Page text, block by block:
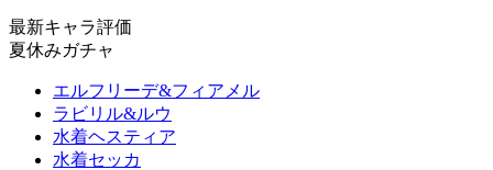
最新キャラ評価
夏休みガチャ
エルフリーデ&フィアメル
ラビリル&ルウ
水着ヘスティア
水着セッカ